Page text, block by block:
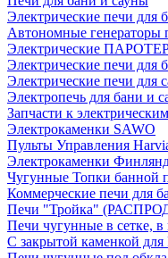
Электрические печи для
Автономные генераторы
Электрические
Электрические печи для
Электрические печи для
Электропечь для бани и
Запчасти к
Электрокаменки SAWO
Пульты Управления
Электрокаменки
Чугунные Топки банной
Коммерческие печи для
Печи "Тройка"
Печи чугунные в сетке,
С закрытой каменкой для